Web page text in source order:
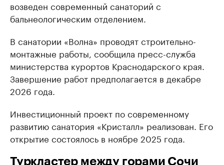
возведен современный санаторий с
бальнеологическим отделением.
В санатории «Волна» проводят строительно-
монтажные работы, сообщила пресс-служба
министерства курортов Краснодарского края.
Завершение работ предполагается в декабре
2026 года.
Инвестиционный проект по современному
развитию санатория «Кристалл» реализован. Его
открытие состоялось в ноябре 2025 года.
Туркластер между горами Сочи